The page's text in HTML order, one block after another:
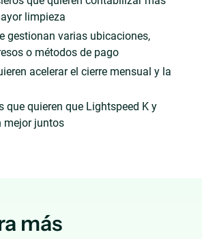
limpieza
gestionan varias ubicaciones,
o métodos de pago
acelerar el cierre mensual y la
que quieren que Lightspeed K y
mejor juntos
más